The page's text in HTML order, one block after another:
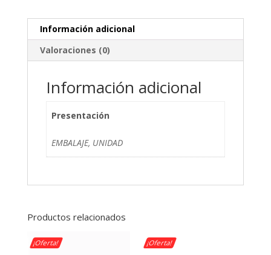
Información adicional
Valoraciones (0)
Información adicional
Presentación
EMBALAJE, UNIDAD
Productos relacionados
¡Oferta! ¡Oferta!